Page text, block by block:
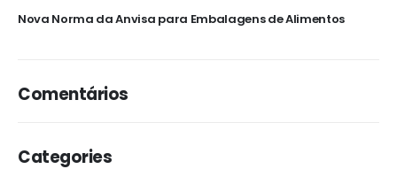
Nova Norma da Anvisa para Embalagens de Alimentos
Comentários
Categories